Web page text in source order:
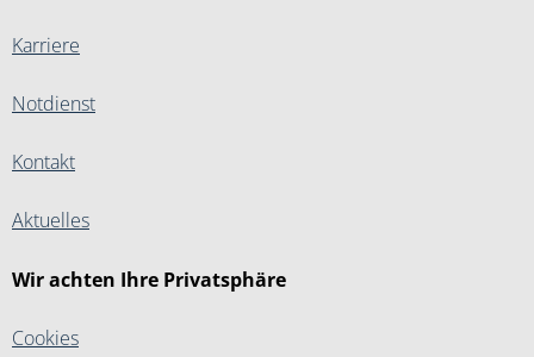
Karriere
Notdienst
Kontakt
Aktuelles
Wir achten Ihre Privatsphäre
Cookies